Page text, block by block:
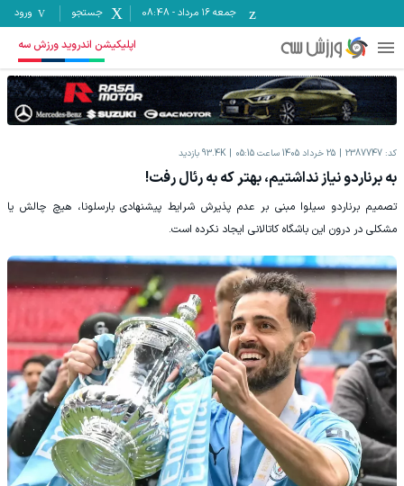
جمعه ۱۶ مرداد -
08:48 جستجو ورود
اپلیکیشن اندروید ورزش سه
کد: 2387747 25 خرداد 1405 ساعت 05:15 93.4K بازدید
به برناردو نیاز نداشتیم، بهتر که به رئال رفت!
تصمیم برناردو سیلوا مبنی بر عدم پذیرش شرایط پیشنهادی بارسلونا، هیچ چالش یا
مشکلی در درون این باشگاه کاتالانی ایجاد نکرده است.